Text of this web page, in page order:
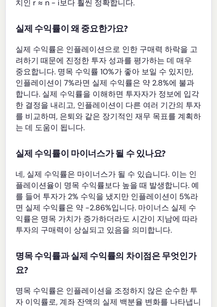
치인 r ≈ n - i보다 훨씬 정확합니다.
실제 수익률이 왜 중요한가요?
실제 수익률은 인플레이션으로 인한 구매력 하락을 고
려하기 때문에 진정한 투자 성과를 평가하는 데 매우
중요합니다. 명목 수익률 10%가 좋아 보일 수 있지만,
인플레이션이 7%라면 실제 수익률은 약 2.8%에 불과
합니다. 실제 수익률을 이해하면 투자자가 정보에 입각
한 결정을 내리고, 인플레이션이 다른 여러 기간의 투자
를 비교하며, 은퇴와 같은 장기적인 재무 목표를 계획하
는 데 도움이 됩니다.
실제 수익률이 마이너스가 될 수 있나요?
네, 실제 수익률은 마이너스가 될 수 있습니다. 이는 인
플레이션율이 명목 수익률보다 높을 때 발생합니다. 예
를 들어 투자가 2% 수익을 냈지만 인플레이션이 5%라
면 실제 수익률은 약 -2.86%입니다. 마이너스 실제 수
익률은 명목 가치가 증가하더라도 시간이 지남에 따라
투자의 구매력이 상실되고 있음을 의미합니다.
명목 수익률과 실제 수익률의 차이점은 무엇인가
요?
명목 수익률은 인플레이션을 조정하지 않은 순수한 투
자 이익률로, 계좌 잔액의 실제 백분율 변화를 나타냅니